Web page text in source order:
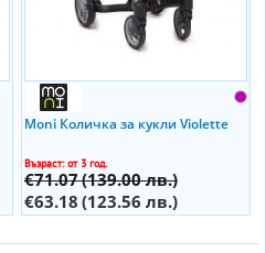
Moni Количка за кукли Violette
Възраст: от 3 год.
€71.07(139.00 лв.)
€63.18 (123.56 лв.)